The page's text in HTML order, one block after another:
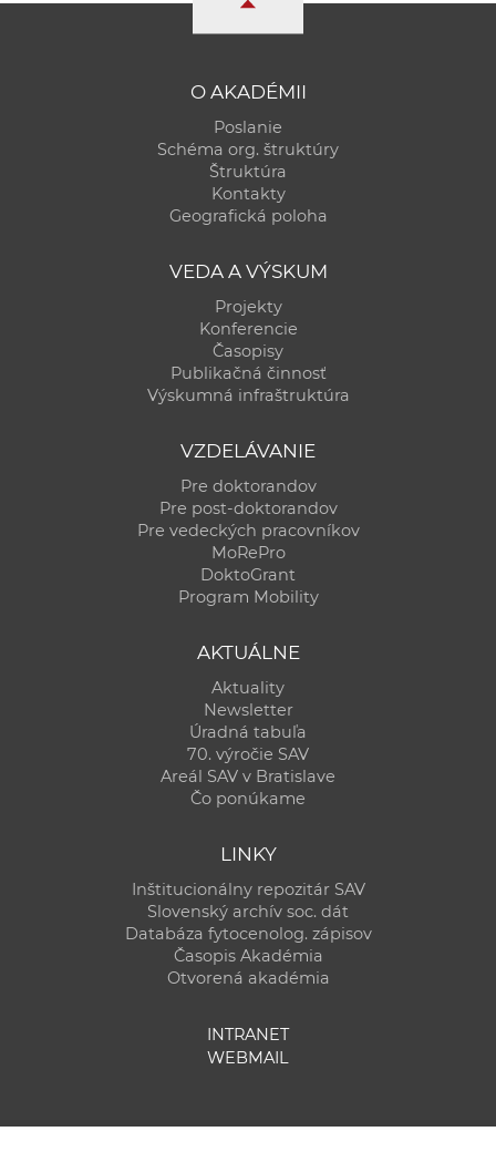
O AKADÉMII
Poslanie
Schéma org. štruktúry
Štruktúra
Kontakty
Geografická poloha
VEDA A VÝSKUM
Projekty
Konferencie
Časopisy
Publikačná činnosť
Výskumná infraštruktúra
VZDELÁVANIE
Pre doktorandov
Pre post-doktorandov
Pre vedeckých pracovníkov
MoRePro
DoktoGrant
Program Mobility
AKTUÁLNE
Aktuality
Newsletter
Úradná tabuľa
70. výročie SAV
Areál SAV v Bratislave
Čo ponúkame
LINKY
Inštitucionálny repozitár SAV
Slovenský archív soc. dát
Databáza fytocenolog. zápisov
Časopis Akadémia
Otvorená akadémia
INTRANET
WEBMAIL